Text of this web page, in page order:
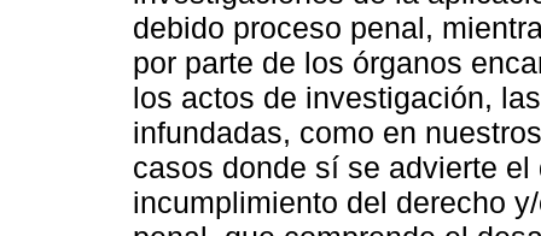
debido proceso penal,
por parte de los órganos
los actos de investigación,
infundadas, como en
casos donde sí se advierte
incumplimiento del derecho